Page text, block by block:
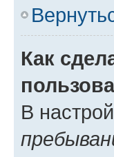
Как
В